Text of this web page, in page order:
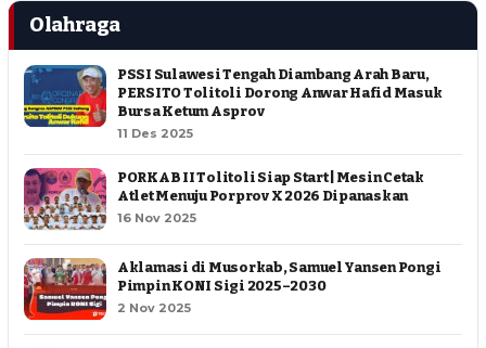
Olahraga
PSSI Sulawesi Tengah Diambang Arah Baru,
PERSITO Tolitoli Dorong Anwar Hafid Masuk
Bursa Ketum Asprov
11 Des 2025
PORKAB II Tolitoli Siap Start | Mesin Cetak
Atlet Menuju Porprov X 2026 Dipanaskan
16 Nov 2025
Aklamasi di Musorkab, Samuel Yansen Pongi
Pimpin KONI Sigi 2025–2030
2 Nov 2025